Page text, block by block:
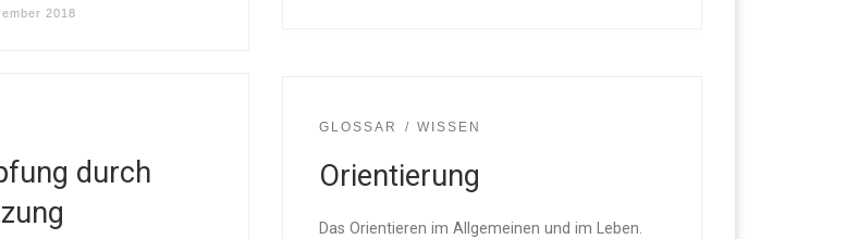
2018
durch
GLOSSAR WISSEN
Orientierung
Das Orientieren im Allgemeinen und im Leben.